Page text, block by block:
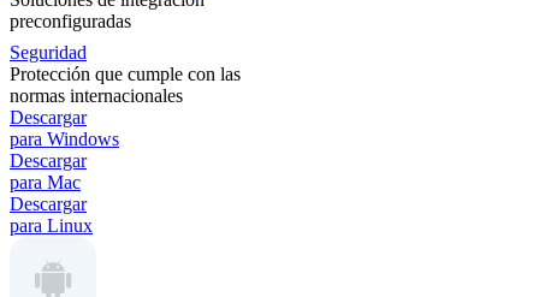
preconfiguradas
Seguridad
Protección que cumple con las
normas internacionales
Descargar
para Windows
Descargar
para Mac
Descargar
para Linux